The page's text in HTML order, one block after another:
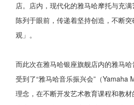
店。店内，现代化的雅马哈摩托与充
陈列于眼前，传递着坚持创造，不断
观」。
而此次在雅马哈银座旗舰店内的雅马
受到了“雅马哈音乐振兴会”（Yamaha
理念，在不断开发艺术教育课程和教